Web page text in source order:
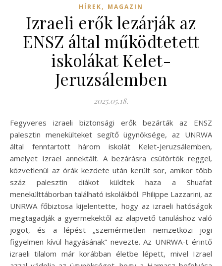
HÍREK, MAGAZIN
Izraeli erők lezárják az
ENSZ által működtetett
iskolákat Kelet-
Jeruzsálemben
2025.05.18.
Fegyveres izraeli biztonsági erők bezárták az ENSZ
palesztin menekülteket segítő ügynöksége, az UNRWA
által fenntartott három iskolát Kelet-Jeruzsálemben,
amelyet Izrael annektált. A bezárásra csütörtök reggel,
közvetlenül az órák kezdete után került sor, amikor több
száz palesztin diákot küldtek haza a Shuafat
menekülttáborban található iskolákból. Philippe Lazzarini, az
UNRWA főbiztosa kijelentette, hogy az izraeli hatóságok
megtagadják a gyermekektől az alapvető tanuláshoz való
jogot, és a lépést „szemérmetlen nemzetközi jogi
figyelmen kívül hagyásának” nevezte. Az UNRWA-t érintő
izraeli tilalom már korábban életbe lépett, mivel Izrael